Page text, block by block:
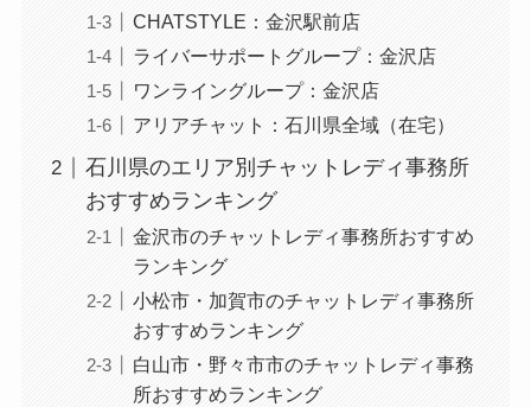
CHATSTYLE：金沢駅前店
ライバーサポートグループ：金沢店
ワンライングループ：金沢店
アリアチャット：石川県全域（在宅）
石川県のエリア別チャットレディ事務所
おすすめランキング
金沢市のチャットレディ事務所おすすめ
ランキング
小松市・加賀市のチャットレディ事務所
おすすめランキング
白山市・野々市市のチャットレディ事務
所おすすめランキング